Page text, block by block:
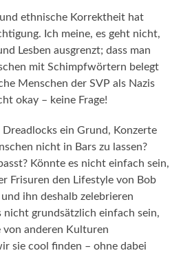
ethnische Korrektheit hat
Ich meine, es geht nicht,
Lesben ausgrenzt; dass man
mit Schimpfwörtern belegt
Menschen der SVP als Nazis
okay – keine Frage!
ein Grund, Konzerte
nicht in Bars zu lassen?
Könnte es nicht einfach sein,
Frisuren den Lifestyle von Bob
ihn deshalb zelebrieren
nicht grundsätzlich einfach sein,
von anderen Kulturen
sie cool finden – ohne dabei